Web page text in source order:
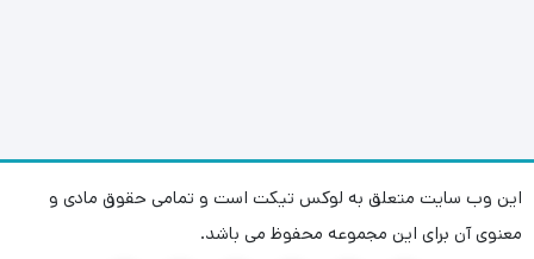
این وب سایت متعلق به لوکس تیکت است و تمامی حقوق مادی و
معنوی آن برای این مجموعه محفوظ می باشد.